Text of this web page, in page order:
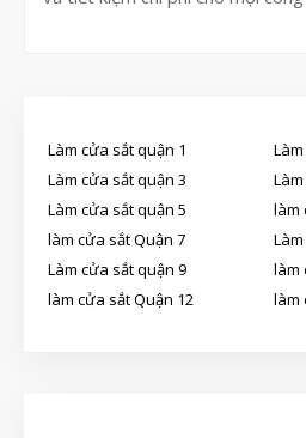
Làm cửa sắt quận 1
Làm cửa sắt quận 3
Làm cửa sắt quận 5
làm
làm cửa sắt Quận 7
Làm cửa sắt quận 9
làm
làm cửa sắt Quận 12
làm